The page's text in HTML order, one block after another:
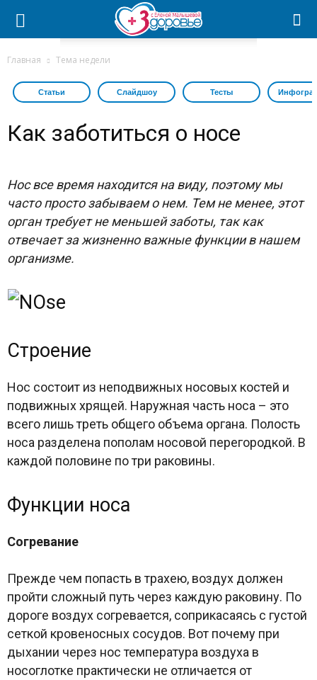
Главная Тема недели
Статьи Слайдшоу Тесты
Как заботиться о носе
Нос все время находится на виду, поэтому мы
часто просто забываем о нем. Тем не менее, этот
орган требует не меньшей заботы, так как
отвечает за жизненно важные функции в нашем
организме.
Строение
Нос состоит из неподвижных носовых костей и
подвижных хрящей. Наружная часть носа – это
всего лишь треть общего объема органа. Полость
носа разделена пополам носовой перегородкой. В
каждой половине по три раковины.
Функции носа
Согревание
Прежде чем попасть в трахею, воздух должен
пройти сложный путь через каждую раковину. По
дороге воздух согревается, соприкасаясь с густой
сеткой кровеносных сосудов. Вот почему при
дыхании через нос температура воздуха в
носоглотке практически не отличается от